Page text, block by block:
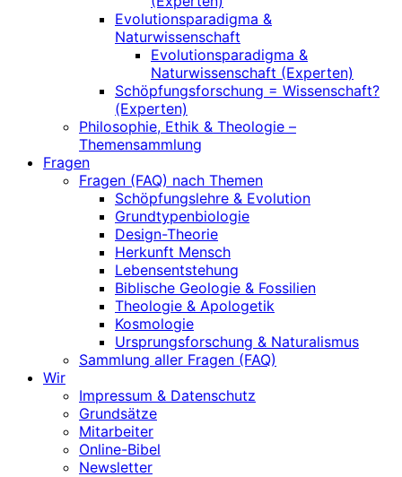
Evolutionsparadigma &
Naturwissenschaft
Evolutionsparadigma &
Naturwissenschaft (Experten)
Schöpfungsforschung = Wissenschaft?
(Experten)
Philosophie, Ethik & Theologie –
Themensammlung
Fragen
Fragen (FAQ) nach Themen
Schöpfungslehre & Evolution
Grundtypenbiologie
Design-Theorie
Herkunft Mensch
Lebensentstehung
Biblische Geologie & Fossilien
Theologie & Apologetik
Kosmologie
Ursprungsforschung & Naturalismus
Sammlung aller Fragen (FAQ)
Wir
Impressum & Datenschutz
Grundsätze
Mitarbeiter
Online-Bibel
Newsletter